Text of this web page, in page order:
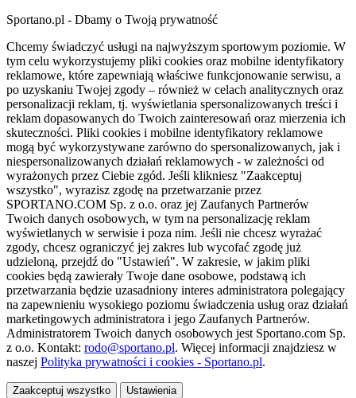
Sportano.pl - Dbamy o Twoją prywatność
Chcemy świadczyć usługi na najwyższym sportowym poziomie. W
tym celu wykorzystujemy pliki cookies oraz mobilne identyfikatory
reklamowe, które zapewniają właściwe funkcjonowanie serwisu, a
po uzyskaniu Twojej zgody – również w celach analitycznych oraz
personalizacji reklam, tj. wyświetlania spersonalizowanych treści i
reklam dopasowanych do Twoich zainteresowań oraz mierzenia ich
skuteczności. Pliki cookies i mobilne identyfikatory reklamowe
mogą być wykorzystywane zarówno do spersonalizowanych, jak i
niespersonalizowanych działań reklamowych - w zależności od
wyrażonych przez Ciebie zgód. Jeśli klikniesz "Zaakceptuj
wszystko", wyrazisz zgodę na przetwarzanie przez
SPORTANO.COM Sp. z o.o. oraz jej Zaufanych Partnerów
Twoich danych osobowych, w tym na personalizację reklam
wyświetlanych w serwisie i poza nim. Jeśli nie chcesz wyrażać
zgody, chcesz ograniczyć jej zakres lub wycofać zgodę już
udzieloną, przejdź do "Ustawień". W zakresie, w jakim pliki
cookies będą zawierały Twoje dane osobowe, podstawą ich
przetwarzania będzie uzasadniony interes administratora polegający
na zapewnieniu wysokiego poziomu świadczenia usług oraz działań
marketingowych administratora i jego Zaufanych Partnerów.
Administratorem Twoich danych osobowych jest Sportano.com Sp.
z o.o. Kontakt: rodo@sportano.pl. Więcej informacji znajdziesz w
naszej Polityka prywatności i cookies - Sportano.pl.
Zaakceptuj wszystko Ustawienia